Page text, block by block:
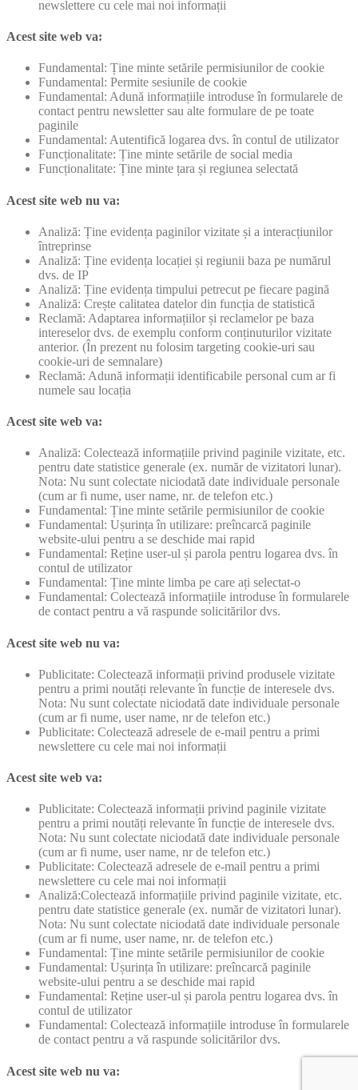
newslettere cu cele mai noi informații
Acest site web va:
Fundamental: Ține minte setările permisiunilor de cookie
Fundamental: Permite sesiunile de cookie
Fundamental: Adună informațiile introduse în formularele de
contact pentru newsletter sau alte formulare de pe toate
paginile
Fundamental: Autentifică logarea dvs. în contul de utilizator
Funcționalitate: Ține minte setările de social media
Funcționalitate: Ține minte țara și regiunea selectată
Acest site web nu va:
Analiză: Ține evidența paginilor vizitate și a interacțiunilor
întreprinse
Analiză: Ține evidența locației și regiunii baza pe numărul
dvs. de IP
Analiză: Ține evidența timpului petrecut pe fiecare pagină
Analiză: Crește calitatea datelor din funcția de statistică
Reclamă: Adaptarea informațiilor și reclamelor pe baza
intereselor dvs. de exemplu conform conținuturilor vizitate
anterior. (În prezent nu folosim targeting cookie-uri sau
cookie-uri de semnalare)
Reclamă: Adună informații identificabile personal cum ar fi
numele sau locația
Acest site web va:
Analiză: Colectează informațiile privind paginile vizitate, etc.
pentru date statistice generale (ex. număr de vizitatori lunar).
Nota: Nu sunt colectate niciodată date individuale personale
(cum ar fi nume, user name, nr. de telefon etc.)
Fundamental: Ține minte setările permisiunilor de cookie
Fundamental: Ușurința în utilizare: preîncarcă paginile
website-ului pentru a se deschide mai rapid
Fundamental: Reține user-ul și parola pentru logarea dvs. în
contul de utilizator
Fundamental: Ține minte limba pe care ați selectat-o
Fundamental: Colectează informațiile introduse în formularele
de contact pentru a vă raspunde solicitărilor dvs.
Acest site web nu va:
Publicitate: Colectează informații privind produsele vizitate
pentru a primi noutăți relevante în funcție de interesele dvs.
Nota: Nu sunt colectate niciodată date individuale personale
(cum ar fi nume, user name, nr de telefon etc.)
Publicitate: Colectează adresele de e-mail pentru a primi
newslettere cu cele mai noi informații
Acest site web va:
Publicitate: Colectează informații privind paginile vizitate
pentru a primi noutăți relevante în funcție de interesele dvs.
Nota: Nu sunt colectate niciodată date individuale personale
(cum ar fi nume, user name, nr de telefon etc.)
Publicitate: Colectează adresele de e-mail pentru a primi
newslettere cu cele mai noi informații
Analiză:Colectează informațiile privind paginile vizitate, etc.
pentru date statistice generale (ex. număr de vizitatori lunar).
Nota: Nu sunt colectate niciodată date individuale personale
(cum ar fi nume, user name, nr. de telefon etc.)
Fundamental: Ține minte setările permisiunilor de cookie
Fundamental: Ușurința în utilizare: preîncarcă paginile
website-ului pentru a se deschide mai rapid
Fundamental: Reține user-ul și parola pentru logarea dvs. în
contul de utilizator
Fundamental: Colectează informațiile introduse în formularele
de contact pentru a vă raspunde solicitărilor dvs.
Acest site web nu va: